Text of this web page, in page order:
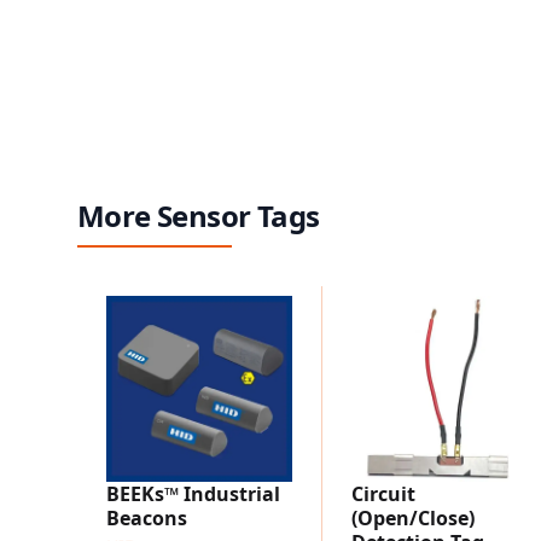
More Sensor Tags
BEEKs™ Industrial
Beacons
Circuit
(Open/Close)